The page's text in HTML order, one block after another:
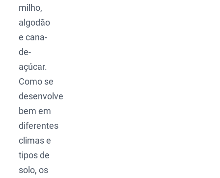
milho,
algodão
e cana-
de-
açúcar.
Como se
desenvolve
bem em
diferentes
climas e
tipos de
solo, os